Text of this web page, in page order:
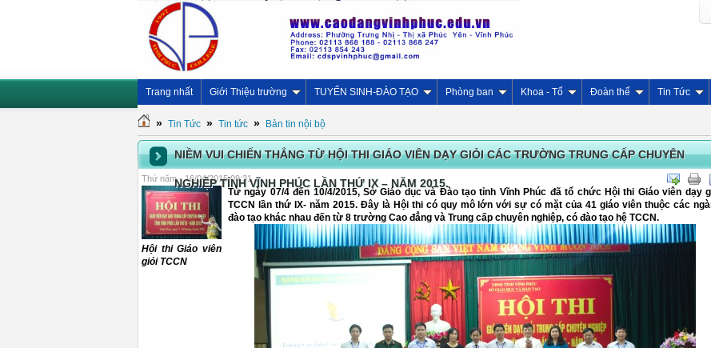
Trang nhất Giới Thiệu trường TUYỂN SINH-ĐÀO TẠO Phòng ban Khoa - Tổ Đoàn thể Tin Tức
» Tin Tức » Tin tức » Bản tin nội bộ
NIỀM VUI CHIẾN THẮNG TỪ HỘI THI GIÁO VIÊN DẠY GIỎI CÁC TRƯỜNG TRUNG CẤP CHUYÊN
NGHIỆP TỈNH VĨNH PHÚC LẦN THỨ IX – NĂM 2015.
Thứ năm - 16/04/2015 09:31
Hội thi Giáo viên
giỏi TCCN
Từ ngày 07/4 đến 10/4/2015, Sở Giáo dục và Đào tạo tỉnh Vĩnh Phúc đã tổ chức Hội thi Giáo viên dạy
TCCN lần thứ IX- năm 2015. Đây là Hội thi có quy mô lớn với sự có mặt của 41 giáo viên thuộc các
đào tạo khác nhau đến từ 8 trường Cao đẳng và Trung cấp chuyên nghiệp, có đào tạo hệ TCCN.